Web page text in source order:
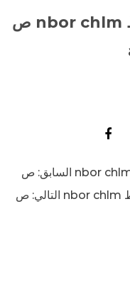
ص nbor chlm ط b خ al ق abl lltdoyer
السابق:
التالي: ص nbor chlm ط b خ ذ o chlm ق b ض al أ asod و